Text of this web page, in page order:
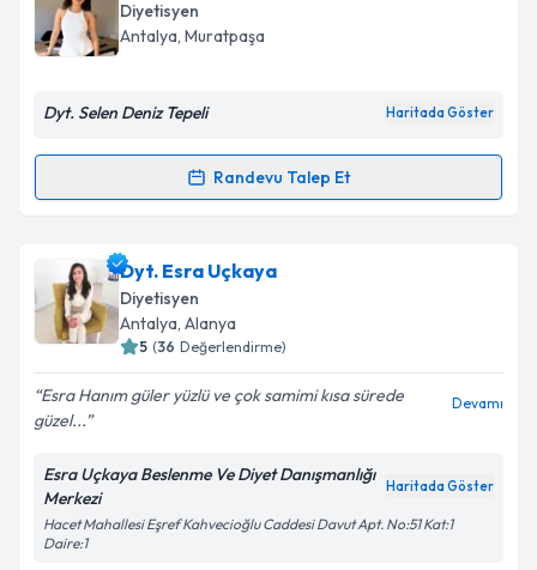
oluşturun. Size bu uzmandan randevu almanız için bir
takvim hazırlandığında e-posta ile bilgilendireceğiz.
Kişisel verilerimin işlenmesine ilişkinAydınlatma
Takvim Talebini Gönder
Diyetisyen
Antalya, Muratpaşa
Dyt. Selen Deniz Tepeli Haritada Göster
Randevu Talep Et
Randevu Takvimi Talebi
Dyt. Selen Deniz Tepeliiçin randevu takvimi talebi
oluşturun. Size bu uzmandan randevu almanız için bir
takvim hazırlandığında e-posta ile bilgilendireceğiz.
Kişisel verilerimin işlenmesine ilişkin Aydınlatma
kapsamda işlenmesini kabul ediyorum.
Dyt. Esra Uçkaya
Diyetisyen
Antalya, Alanya
5 (36 Değerlendirme)
Esra Hanım güler yüzlü ve çok samimi kısa sürede
güzel...
Devamı
Esra Uçkaya Beslenme Ve Diyet Danışmanlığı
Merkezi
Haritada Göster
Hacet Mahallesi Eşref Kahvecioğlu Caddesi Davut Apt. No:51 Kat:1
Daire:1